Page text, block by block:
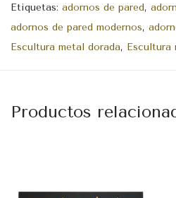
Etiquetas: adornos de pared,
adornos de pared modernos,
Escultura metal dorada, Escultura
Productos